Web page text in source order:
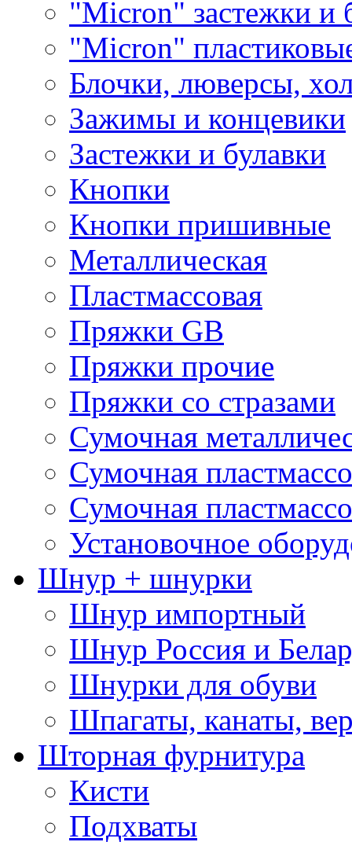
"Micron" застежки и
"Micron"
Блочки, люверсы,
Зажимы и концевики
Застежки и булавки
Кнопки
Кнопки пришивные
Металлическая
Пластмассовая
Пряжки GB
Пряжки прочие
Пряжки со стразами
Сумочная
Сумочная
Сумочная
Установочное
Шнур + шнурки
Шнур импортный
Шнур Россия и
Шнурки для обуви
Шпагаты, канаты,
Шторная фурнитура
Кисти
Подхваты